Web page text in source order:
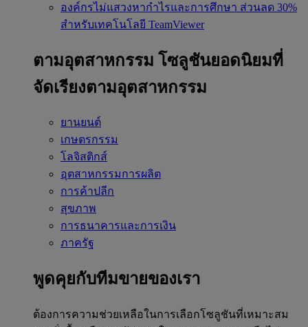
องค์กรไม่แสวงหากำไรและการศึกษา ส่วนลด 30%
สำหรับเทคโนโลยี TeamViewer
ตามอุตสาหกรรม โซลูชันยอดนิยมที่
จัดเรียงตามอุตสาหกรรม
ยานยนต์
เกษตรกรรม
โลจิสติกส์
อุตสาหกรรมการผลิต
การค้าปลีก
สุขภาพ
การธนาคารและการเงิน
ภาครัฐ
พูดคุยกับทีมขายของเรา
ต้องการความช่วยเหลือในการเลือกโซลูชันที่เหมาะสม